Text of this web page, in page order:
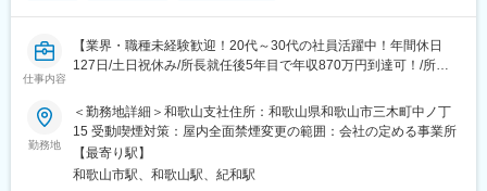
■充実した2年間の育成カリキュラム
社後6か月間は本社研修（オンライン）を受講しながら、配属先営
業所でOJTを実施します。
2年間、本社・支社・営業所が一体となって業務に必要な知識や実
践的なスキルを磨いていただくために一人ひとりが着実に成長で
仕事内容
【業界・職種未経験歓迎！20代～30代の社員活躍中！年間休日
127日/土日祝休み/所長就任後5年目で年収870万円到達可！/所定
■募集背景：
今後も全国461拠点におけるお客さまとのつながりを維持強化す
るため、多角的な視点から顧客支援ができる人材の育成を推進す
るための募集です。
勤務地
＜勤務地詳細＞和歌山支社住所：和歌山県和歌山市三木町中ノ丁
15 受動喫煙対策：屋内全面禁煙変更の範囲：会社の定める事業所
【最寄り駅】
和歌山市駅、和歌山駅、紀和駅